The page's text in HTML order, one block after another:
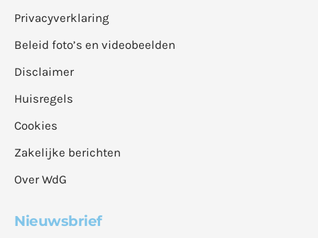
Privacyverklaring
Beleid foto’s en videobeelden
Disclaimer
Huisregels
Cookies
Zakelijke berichten
Over WdG
Nieuwsbrief